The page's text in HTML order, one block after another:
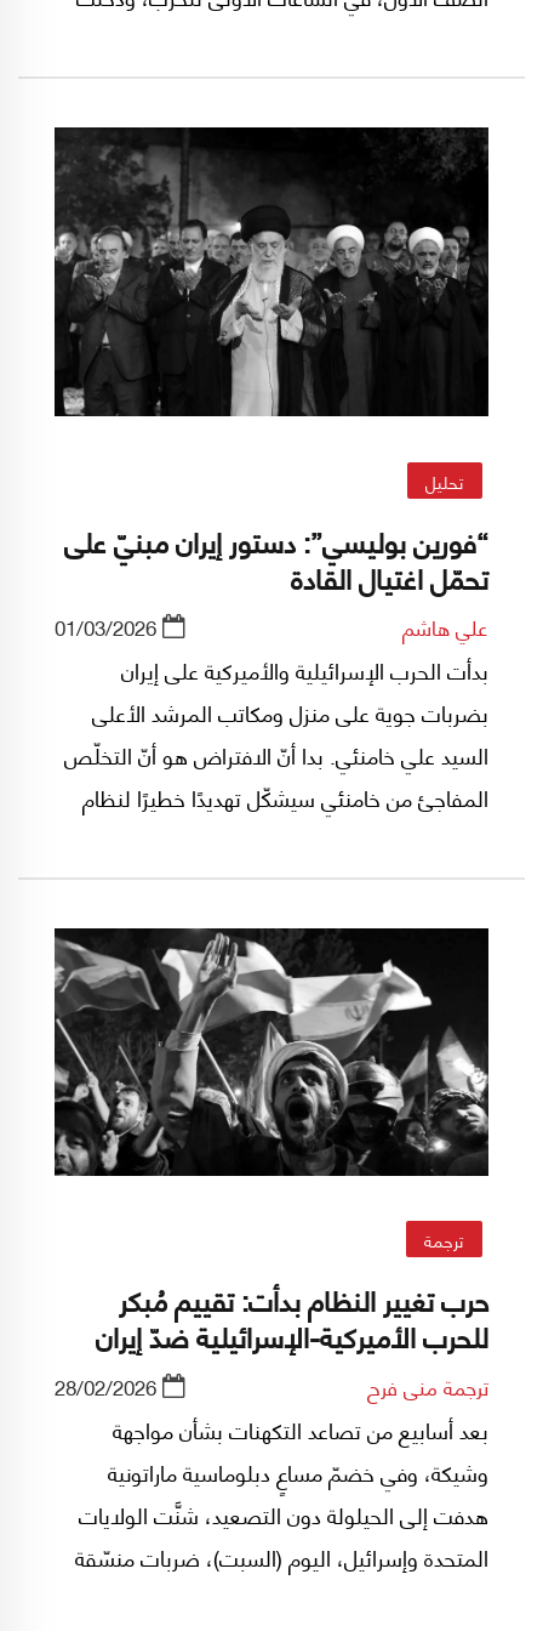
فإنّ الأمور في مثل هذه الحروب تُقاس بالخواتيم لا
بالبدايات.
تحليل
“فورين بوليسي”: دستور إيران مبنيّ على
تحمّل اغتيال القادة
علي هاشم 01/03/2026
بدأت الحرب الإسرائيلية والأميركية على إيران
بضربات جوية على منزل ومكاتب المرشد الأعلى
السيد علي خامنئي. بدا أنّ الافتراض هو أنّ التخلّص
المفاجئ من خامنئي سيشكّل تهديدًا خطيرًا لنظام
ليبيا بعد معمر القذافي، أو في سوريا بعد بشار
الأسد، حيث انهارت الأنظمة بمجرد خروج قادتها من
السلطة. في تلك الأنظمة، كان مستقبل الدولة
مرتبطًا بشخص واحد.
ترجمة
حرب تغيير النظام بدأت: تقييم مُبكر
للحرب الأميركية-الإسرائيلية ضدّ إيران
ترجمة منى فرح 28/02/2026
بعد أسابيع من تصاعد التكهنات بشأن مواجهة
وشيكة، وفي خضمّ مساعٍ دبلوماسية ماراتونية
هدفت إلى الحيلولة دون التصعيد، شنَّت الولايات
المتحدة وإسرائيل، اليوم (السبت)، ضربات منسّقة